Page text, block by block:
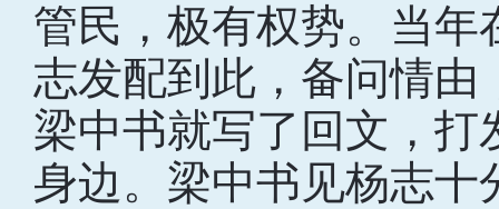
管民，极有权势。当
志发配到此，备问情
梁中书就写了回文，
身边。梁中书见杨志